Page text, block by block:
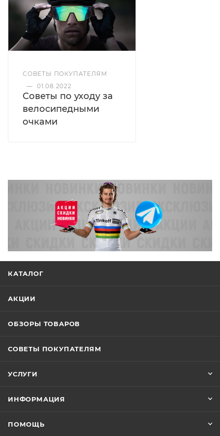
СОВЕТЫ ПОКУПАТЕЛЯМ
— 01.08.2022
Советы по уходу за
велосипедными
очками
КАТАЛОГ
АКЦИИ
ОБЗОРЫ ТОВАРОВ
СОВЕТЫ ПОКУПАТЕЛЯМ
УСЛУГИ
ИНФОРМАЦИЯ
ПОМОЩЬ